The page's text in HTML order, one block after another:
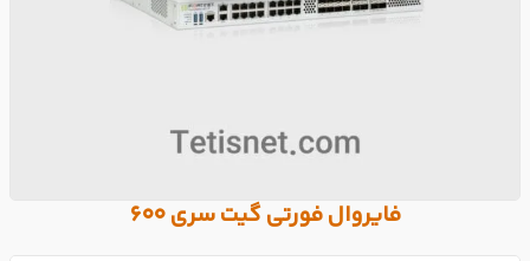
فایروال فورتی گیت سری 600